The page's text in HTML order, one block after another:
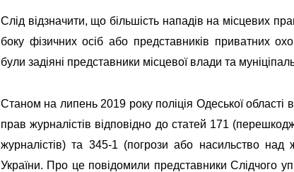
Слід відзначити, що більшість нападів на місцевих
боку фізичних осіб або представників приватних
були задіяні представники місцевої влади та
Станом на липень 2019 року поліція Одеської
прав журналістів відповідно до статей 171
журналістів) та 345-1 (погрози або насильство над
України. Про це повідомили представники Слідчого